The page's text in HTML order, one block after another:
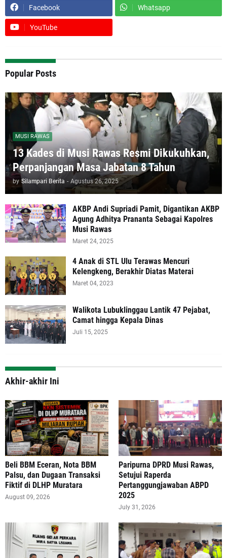
Facebook Whatsapp
YouTube
Popular Posts
MUSI RAWAS
13 Kades di Musi Rawas Resmi Dikukuhkan,
Perpanjangan Masa Jabatan 8 Tahun
by Silampari Berita - Agustus 26, 2025
AKBP Andi Supriadi Pamit, Digantikan AKBP
Agung Adhitya Prananta Sebagai Kapolres
Musi Rawas
Maret 24, 2025
4 Anak di STL Ulu Terawas Mencuri
Kelengkeng, Berakhir Diatas Materai
Maret 04, 2023
Walikota Lubuklinggau Lantik 47 Pejabat,
Camat hingga Kepala Dinas
Juli 15, 2025
Akhir-akhir Ini
‎Beli BBM Eceran, Nota BBM
Palsu, dan Dugaan Transaksi
Fiktif di DLHP Muratara
August 09, 2026
Paripurna DPRD Musi Rawas,
Setujui Raperda
Pertanggungjawaban ABPD
2025
July 31, 2026